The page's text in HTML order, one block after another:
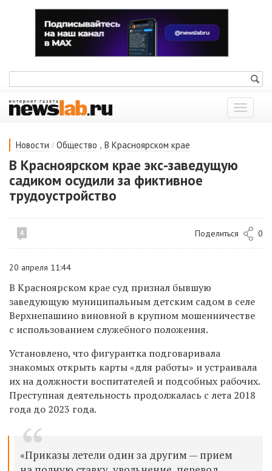
Показать
меню
Новости / Общество , В Красноярском крае
В Красноярском крае экс-заведущую
садиком осудили за фиктивное
трудоустройство
4 Поделиться 0
20 апреля 11:44
В Красноярском крае суд признал бывшую
заведующую муниципальным детским садом в селе
Верхнепашино виновной в крупном мошенничестве
с использованием служебного положения.
Установлено, что фигурантка подговаривала
знакомых открыть карты «для работы» и устраивала
их на должности воспитателей и подсобных рабочих.
Преступная деятельность продолжалась с лета 2018
года до 2023 года.
«Приказы летели один за другим — прием